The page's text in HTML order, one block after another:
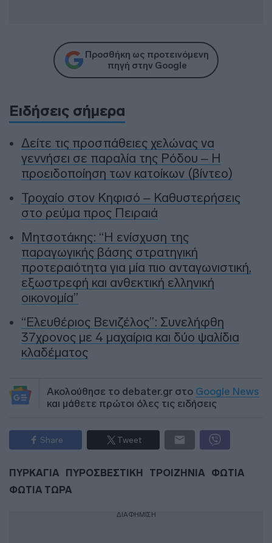
Προσθήκη ως προτεινόμενη
πηγή στην Google
Ειδήσεις σήμερα
Δείτε τις προσπάθειες χελώνας να
γεννήσει σε παραλία της Ρόδου – Η
προειδοποίηση των κατοίκων (βίντεο)
Τροχαίο στον Κηφισό – Καθυστερήσεις
στο ρεύμα προς Πειραιά
Μητσοτάκης: “Η ενίσχυση της
παραγωγικής βάσης στρατηγική
προτεραιότητα για μία πιο ανταγωνιστική,
εξωστρεφή και ανθεκτική ελληνική
οικονομία”
“Ελευθέριος Βενιζέλος”: Συνελήφθη
37χρονος με 4 μαχαίρια και δύο ψαλίδια
κλαδέματος
Ακολούθησε το debater.gr στο Google News
και μάθετε πρώτοι όλες τις ειδήσεις
Share Tweet
ΠΥΡΚΑΓΙΑ ΠΥΡΟΣΒΕΣΤΙΚΗ ΤΡΟΙΖΗΝΙΑ
ΦΩΤΙΑ
ΦΩΤΙΑ ΤΩΡΑ
ΔΙΑΦΗΜΙΣΗ